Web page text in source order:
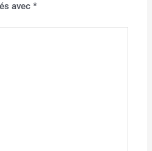
avec*